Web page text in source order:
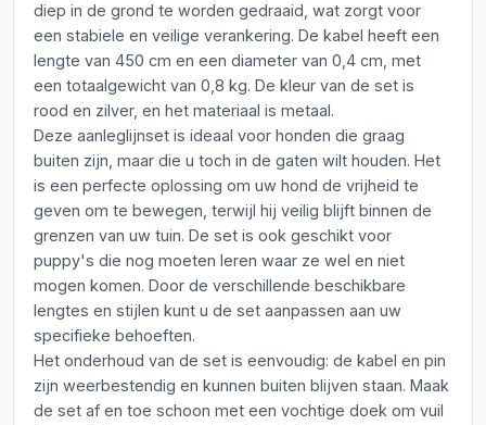
diep in de grond te worden gedraaid, wat zorgt voor
een stabiele en veilige verankering. De kabel heeft een
lengte van 450 cm en een diameter van 0,4 cm, met
een totaalgewicht van 0,8 kg. De kleur van de set is
rood en zilver, en het materiaal is metaal.
Deze aanleglijnset is ideaal voor honden die graag
buiten zijn, maar die u toch in de gaten wilt houden. Het
is een perfecte oplossing om uw hond de vrijheid te
geven om te bewegen, terwijl hij veilig blijft binnen de
grenzen van uw tuin. De set is ook geschikt voor
puppy's die nog moeten leren waar ze wel en niet
mogen komen. Door de verschillende beschikbare
lengtes en stijlen kunt u de set aanpassen aan uw
specifieke behoeften.
Het onderhoud van de set is eenvoudig: de kabel en pin
zijn weerbestendig en kunnen buiten blijven staan. Maak
de set af en toe schoon met een vochtige doek om vuil